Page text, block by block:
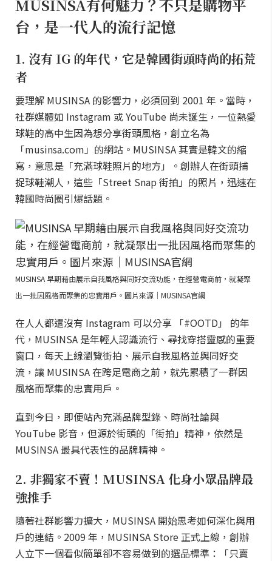
MUSINSA有何魅力？不只是購物平
台，是一代人的流行記憶
1. 沒有 IG 的年代，它是韓國街頭時尚的拓荒
者
要理解 MUSINSA 的影響力，必須回到 2001 年。當時，
社群媒體如 Instagram 或 YouTube 尚未誕生，一位熱愛
球鞋的高中生因為想分享街頭風格，創立名為
「musinsa.com」的網站。MUSINSA 其實是韓文的縮
寫，意思是「充滿球鞋照片的地方」。創辦人在街頭捕
捉球鞋潮人，這些「Street Snap 街拍」的照片，迅速在
韓國時尚圈引爆話題。
MUSINSA 早期藉由展示自我風格與同好交流功能，在經營電商前，就凝聚
出一批因風格而聚集的忠實用戶。圖片來源｜MUSINSA官網
在人人都還沒有 Instagram 可以分享 「#OOTD」 的年
代，MUSINSA 是年輕人認識流行、尋找穿搭靈感的重要
窗口，每天上線瀏覽街拍、展示自我風格並與同好交
流，讓 MUSINSA 在跨足電商之前，就先累積了一群因
風格而聚集的忠實用戶。
直到今日，即便站內充滿品牌型錄、時尚社論與
YouTube 影音，但源於街頭的「街拍」精神，依然是
MUSINSA 最具代表性的品牌精神。
2. 非獨家不賣！MUSINSA 化身小眾品牌最
強推手
隨著社群影響力擴大，MUSINSA 開始思考如何深化與用
戶的連結。2009 年，MUSINSA Store 正式上線，創辦
人立下一個看似簡單卻不容易做到的選品標準：「只賣